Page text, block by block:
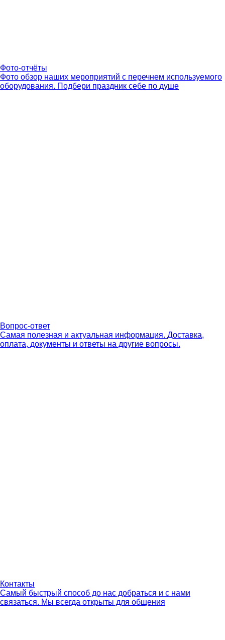
Фото-отчёты
Фото обзор наших мероприятий с перечнем используемого
оборудования. Подбери праздник себе по душе
Вопрос-ответ
Самая полезная и актуальная информация. Доставка,
оплата, документы и ответы на другие вопросы.
Контакты
Самый быстрый способ до нас добраться и с нами
связаться. Мы всегда открыты для общения